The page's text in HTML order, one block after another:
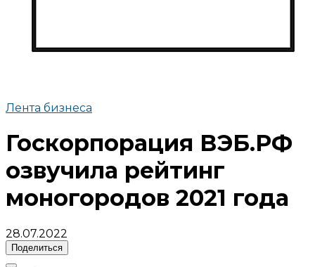
Лента бизнеса
Госкорпорация ВЭБ.РФ
озвучила рейтинг
моногородов 2021 года
28.07.2022
Поделиться